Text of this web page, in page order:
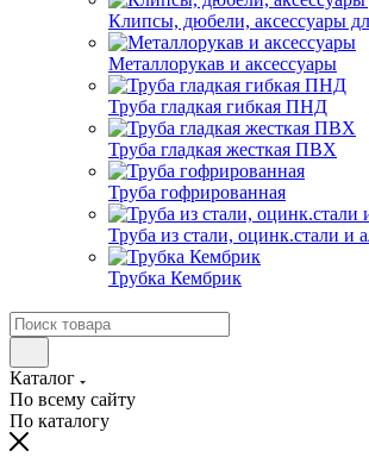
Клипсы, дюбели, аксессуары
Металлорукав и аксессуары
Труба гладкая гибкая ПНД
Труба гладкая жесткая ПВХ
Труба гофрированная
Труба из стали, оцинк.стали и
Трубка Кембрик
Каталог
По всему сайту
По каталогу